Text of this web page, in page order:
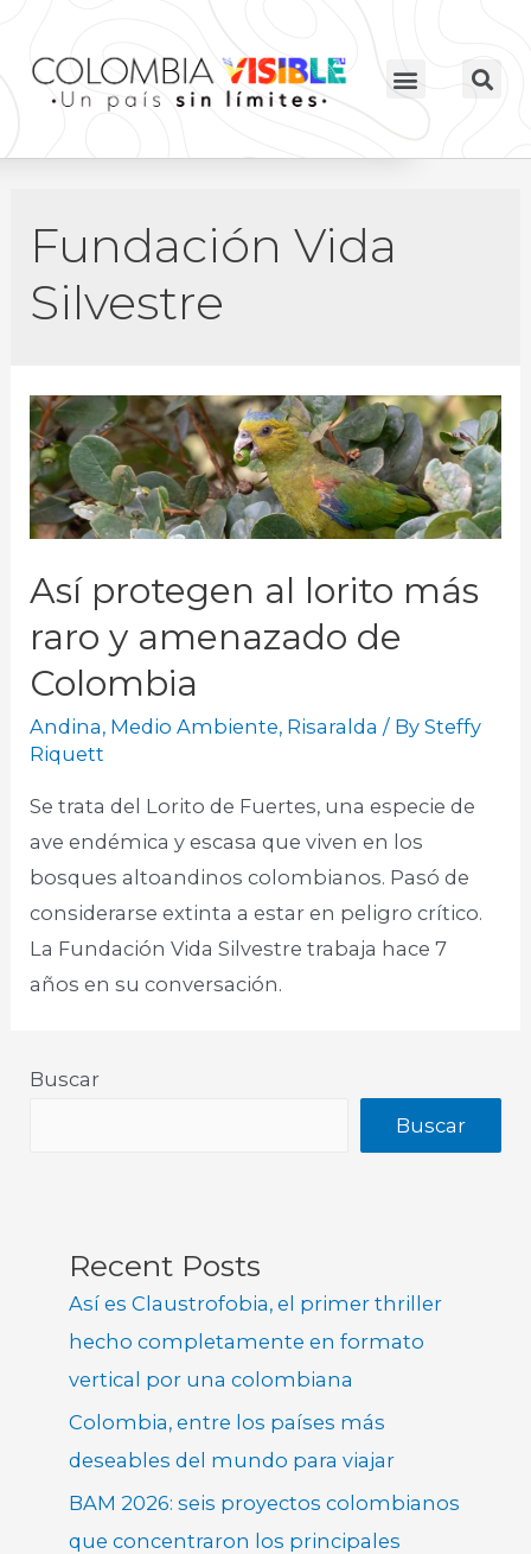
Fundación Vida
Silvestre
Así protegen al lorito más
raro y amenazado de
Colombia
Andina, Medio Ambiente, Risaralda / BySteffy
Riquett
Se trata del Lorito de Fuertes, una especie de
ave endémica y escasa que viven en los
bosques altoandinos colombianos. Pasó de
considerarse extinta a estar en peligro crítico.
La Fundación Vida Silvestre trabaja hace 7
años en su conversación.
Buscar
Buscar
Recent Posts
Así es Claustrofobia, el primer thriller
hecho completamente en formato
vertical por una colombiana
Colombia, entre los países más
deseables del mundo para viajar
BAM 2026: seis proyectos colombianos
que concentraron los principales